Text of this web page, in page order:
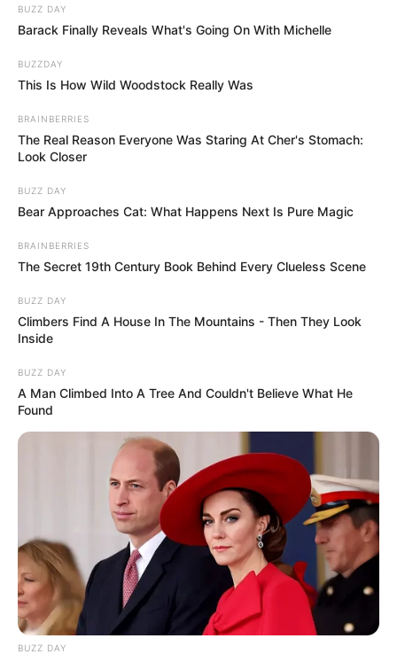
BUZZ DAY
Barack Finally Reveals What's Going On With Michelle
BUZZDAY
This Is How Wild Woodstock Really Was
BRAINBERRIES
The Real Reason Everyone Was Staring At Cher's Stomach:
Look Closer
BUZZ DAY
Bear Approaches Cat: What Happens Next Is Pure Magic
BRAINBERRIES
The Secret 19th Century Book Behind Every Clueless Scene
BUZZ DAY
Climbers Find A House In The Mountains - Then They Look
Inside
BUZZ DAY
A Man Climbed Into A Tree And Couldn't Believe What He
Found
BUZZ DAY